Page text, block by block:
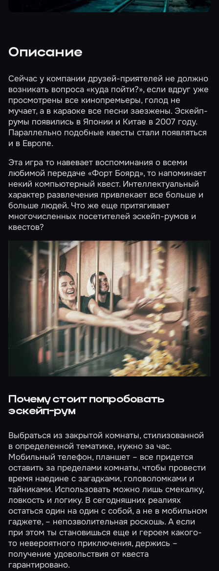
Описание
Сейчас у компании друзей-приятелей не должно
возникать вопроса «куда пойти?», если вдруг уже
просмотрены все кинопремьеры, голод не
мучает, а в караоке все песни заезжены. Эскейп-
румы появились в Японии и Китае в 2007 году.
Параллельно подобные квесты стали появляться
и в Европе.
Эта игра то навевает воспоминания о всеми
любимой передаче «Форт Боярд», то напоминает
некий компьютерный квест. Интеллектуальный
характер развлечения привлекает все больше и
больше людей. Что же еще притягивает
многочисленных посетителей эскейп-румов и
квестов?
Почему стоит попробовать
эскейп-рум
Выбраться из закрытой комнаты, стилизованной
в определенной тематике, нужно за час.
Мобильный телефон, планшет – все придется
оставить за пределами комнаты, чтобы провести
время наедине с загадками, головоломками и
тайниками. Использовать можно лишь смекалку,
ловкость и логику. В сегодняшних реалиях
остаться один на один с собой, а не в мобильном
гаджете, – непозволительная роскошь. А если
при этом ты становишься еще и героем какого-
то невероятного приключения, держись –
получение удовольствия от квеста
гарантировано.